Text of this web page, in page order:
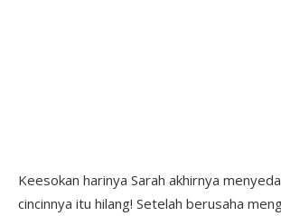
Keesokan harinya Sarah akhirnya
cincinnya itu hilang! Setelah berusaha